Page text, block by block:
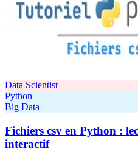
Data Scientist
Python
Big Data
Fichiers csv en Python :
interactif